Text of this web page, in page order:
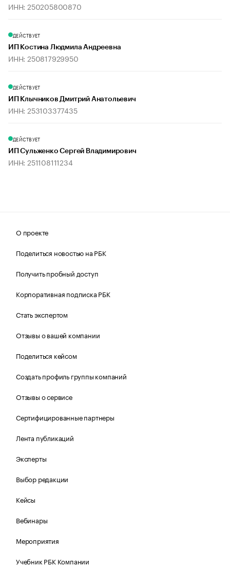
ИНН: 250205800870
ДЕЙСТВУЕТ
ИП Костина Людмила Андреевна
ИНН: 250817929950
ДЕЙСТВУЕТ
ИП Клычников Дмитрий Анатольевич
ИНН: 253103377435
ДЕЙСТВУЕТ
ИП Сульженко Сергей Владимирович
ИНН: 251108111234
О проекте
Поделиться новостью на РБК
Получить пробный доступ
Корпоративная подписка РБК
Стать экспертом
Отзывы о вашей компании
Поделиться кейсом
Создать профиль группы компаний
Отзывы о сервисе
Сертифицированные партнеры
Лента публикаций
Эксперты
Выбор редакции
Кейсы
Вебинары
Мероприятия
Учебник РБК Компании